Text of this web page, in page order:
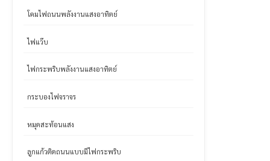
โคมไฟถนนพลังงานแสงอาทิตย์
ไฟแว๊บ
ไฟกระพริบพลังงานแสงอาทิตย์
กระบองไฟจราจร
หมุดสะท้อนแสง
ลูกแก้วติดถนนแบบมีไฟกระพริบ